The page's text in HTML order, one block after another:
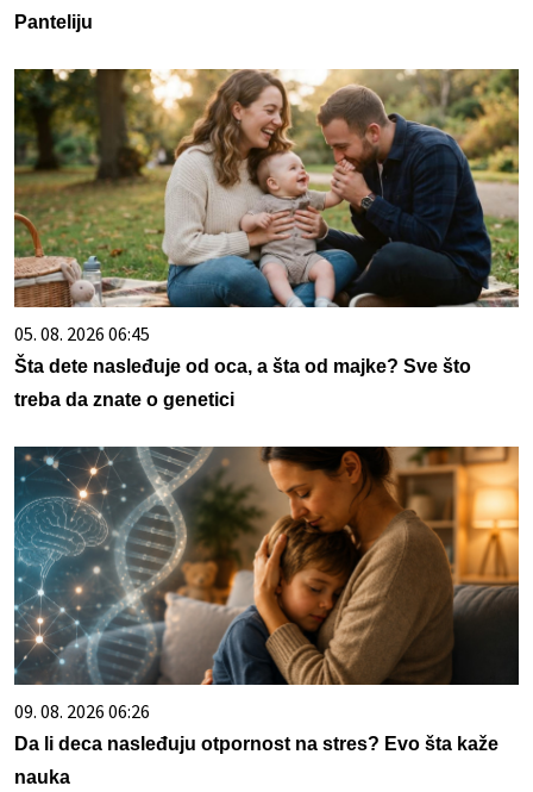
Panteliju
05. 08. 2026 06:45
Šta dete nasleđuje od oca, a šta od majke? Sve što
treba da znate o genetici
09. 08. 2026 06:26
Da li deca nasleđuju otpornost na stres? Evo šta kaže
nauka